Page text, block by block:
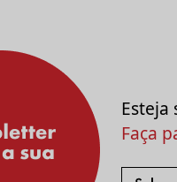
Faça